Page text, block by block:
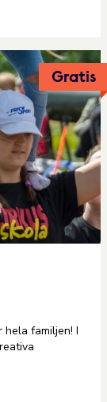
Gratis
familjen! I